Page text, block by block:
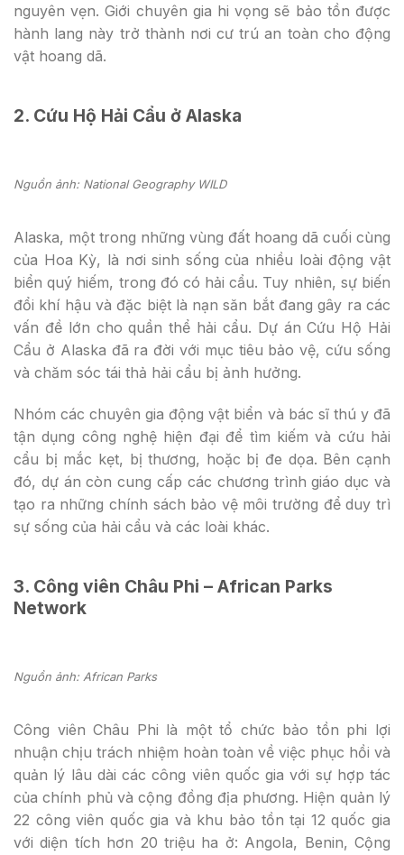
nguyên vẹn. Giới chuyên gia hi vọng sẽ bảo tồn được
hành lang này trở thành nơi cư trú an toàn cho động
vật hoang dã.
2. Cứu Hộ Hải Cẩu ở Alaska
Nguồn ảnh: National Geography WILD
Alaska, một trong những vùng đất hoang dã cuối cùng
của Hoa Kỳ, là nơi sinh sống của nhiều loài động vật
biển quý hiếm, trong đó có hải cẩu. Tuy nhiên, sự biến
đổi khí hậu và đặc biệt là nạn săn bắt đang gây ra các
vấn đề lớn cho quần thể hải cẩu. Dự án Cứu Hộ Hải
Cẩu ở Alaska đã ra đời với mục tiêu bảo vệ, cứu sống
và chăm sóc tái thả hải cẩu bị ảnh hưởng.
Nhóm các chuyên gia động vật biển và bác sĩ thú y đã
tận dụng công nghệ hiện đại để tìm kiếm và cứu hải
cẩu bị mắc kẹt, bị thương, hoặc bị đe dọa. Bên cạnh
đó, dự án còn cung cấp các chương trình giáo dục và
tạo ra những chính sách bảo vệ môi trường để duy trì
sự sống của hải cẩu và các loài khác.
3. Công viên Châu Phi – African Parks
Network
Nguồn ảnh: African Parks
Công viên Châu Phi là một tổ chức bảo tồn phi lợi
nhuận chịu trách nhiệm hoàn toàn về việc phục hồi và
quản lý lâu dài các công viên quốc gia với sự hợp tác
của chính phủ và cộng đồng địa phương. Hiện quản lý
22 công viên quốc gia và khu bảo tồn tại 12 quốc gia
với diện tích hơn 20 triệu ha ở: Angola, Benin, Cộng